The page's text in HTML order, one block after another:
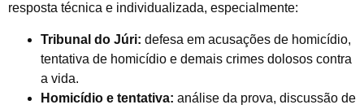
resposta técnica e individualizada, especialmente:
Tribunal do Júri: defesa em acusações de homicídio,
tentativa de homicídio e demais crimes dolosos contra
a vida.
Homicídio e tentativa: análise da prova, discussão de